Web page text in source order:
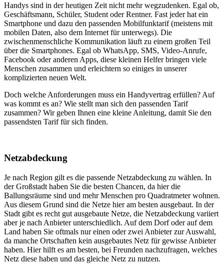
Handys sind in der heutigen Zeit nicht mehr wegzudenken. Egal ob,
Geschäftsmann, Schüler, Student oder Rentner. Fast jeder hat ein
Smartphone und dazu den passenden Mobilfunktarif (meistens mit
mobilen Daten, also dem Internet für unterwegs). Die
zwischenmenschliche Kommunikation läuft zu einem großen Teil
über die Smartphones. Egal ob WhatsApp, SMS, Video-Anrufe,
Facebook oder anderen Apps, diese kleinen Helfer bringen viele
Menschen zusammen und erleichtern so einiges in unserer
komplizierten neuen Welt.
Doch welche Anforderungen muss ein Handyvertrag erfüllen? Auf
was kommt es an? Wie stellt man sich den passenden Tarif
zusammen? Wir geben Ihnen eine kleine Anleitung, damit Sie den
passendsten Tarif für sich finden.
Netzabdeckung
Je nach Region gilt es die passende Netzabdeckung zu wählen. In
der Großstadt haben Sie die besten Chancen, da hier die
Ballungsräume sind und mehr Menschen pro Quadratmeter wohnen.
Aus diesem Grund sind die Netze hier am besten ausgebaut. In der
Stadt gibt es recht gut ausgebaute Netze, die Netzabdeckung variiert
aber je nach Anbieter unterschiedlich. Auf dem Dorf oder auf dem
Land haben Sie oftmals nur einen oder zwei Anbieter zur Auswahl,
da manche Ortschaften kein ausgebautes Netz für gewisse Anbieter
haben. Hier hilft es am besten, bei Freunden nachzufragen, welches
Netz diese haben und das gleiche Netz zu nutzen.